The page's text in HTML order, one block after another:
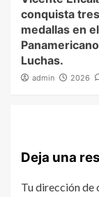
conquista tres
medallas en el
Luchas.
admin 2026
Deja una
Tu dirección de